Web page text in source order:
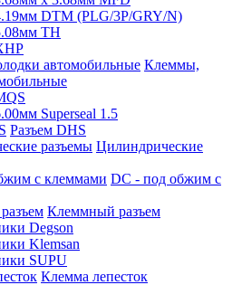
DTM (PLG/3P/GRY/N)
TH
Клеммы,
Superseal 1.5
Разъем DHS
Цилиндрические
DC - под обжим с
Клеммный разъем
Degson
Klemsan
SUPU
Клемма лепесток